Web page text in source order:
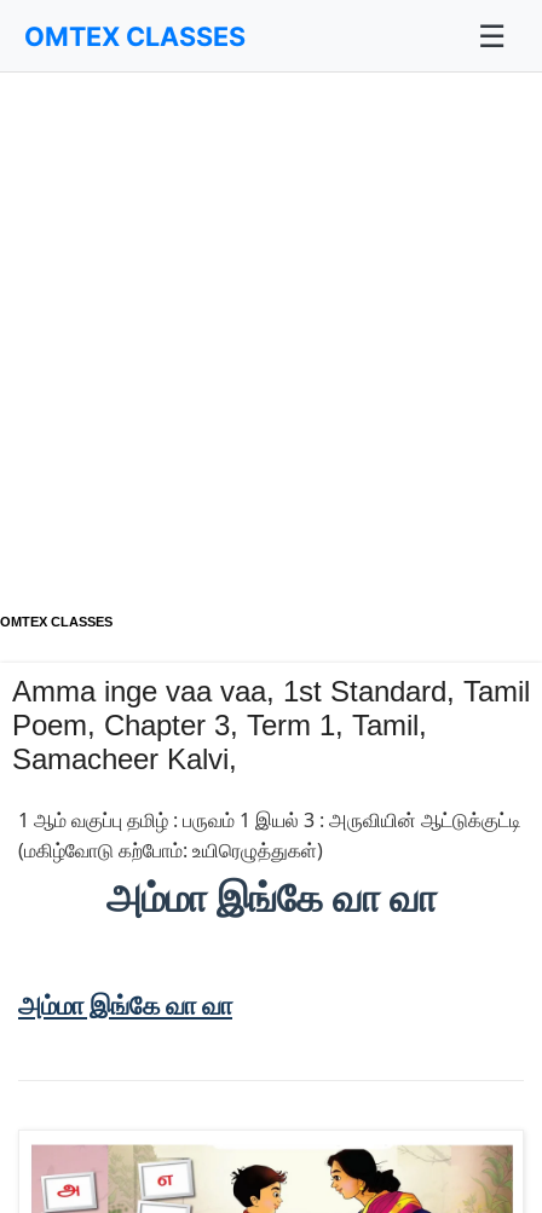
OMTEX CLASSES
OMTEX CLASSES ☰
Amma inge vaa vaa, 1st Standard, Tamil
Poem, Chapter 3, Term 1, Tamil,
Samacheer Kalvi,
1 ஆம் வகுப்பு தமிழ் : பருவம் 1 இயல் 3 : அருவியின் ஆட்டுக்குட்டி
(மகிழ்வோடு கற்போம்: உயிரெழுத்துகள்)
அம்மா இங்கே வா வா
அம்மா இங்கே வா வா